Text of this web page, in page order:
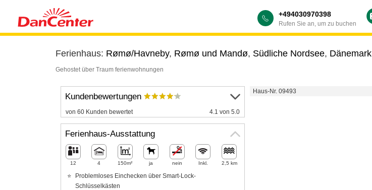
+494030970398
Rufen Sie an, um zu buchen
Ferienhaus: Rømø/Havneby, Rømø und Mandø, Südliche Nordsee, Dänemark
Gehostet über Traum ferienwohnungen
Haus-Nr. 09493
Kundenbewertungen
von 60 Kunden bewertet 4.1 von 5.0
Ferienhaus-Ausstattung
12 4 150m² ja nein Inkl. 2,5 km
Problemloses Einchecken über Smart-Lock-
Schlüsselkästen